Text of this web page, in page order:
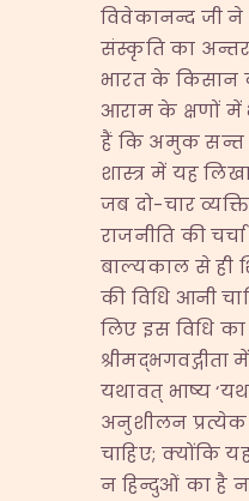
विवेकानन्द जी ने
संस्कृति का
भारत के किसान
आराम के क्षणों में
हैं कि अमुक सन्त
शास्त्र में यह
जब दो-चार
राजनीति की
बाल्यकाल से ही
की विधि आनी
लिए इस विधि
यथावत् भाष्य
अनुशीलन
चाहिए; क्योंकि
न हिन्दुओं का है